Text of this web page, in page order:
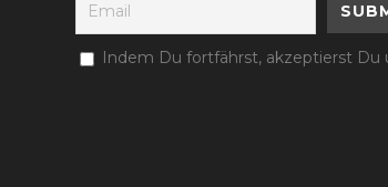
Indem Du fortfährst, akzeptierst